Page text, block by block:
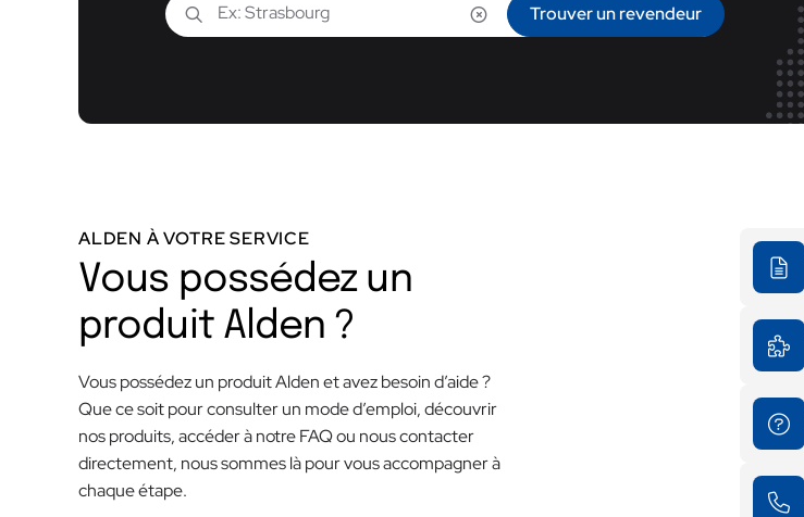
Trouver un revendeur
ALDEN À VOTRE SERVICE
Vous possédez un
produit Alden ?
Vous possédez un produit Alden et avez besoin d’aide ?
Que ce soit pour consulter un mode d’emploi, découvrir
nos produits, accéder à notre FAQ ou nous contacter
directement, nous sommes là pour vous accompagner à
chaque étape.